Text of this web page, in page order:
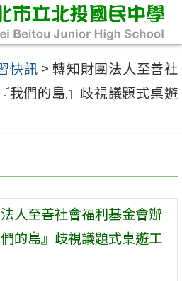
快訊 > 轉知財團法人至善社
我們的島』歧視議題式桌遊
人至善社會福利基金會辦
的島』歧視議題式桌遊工